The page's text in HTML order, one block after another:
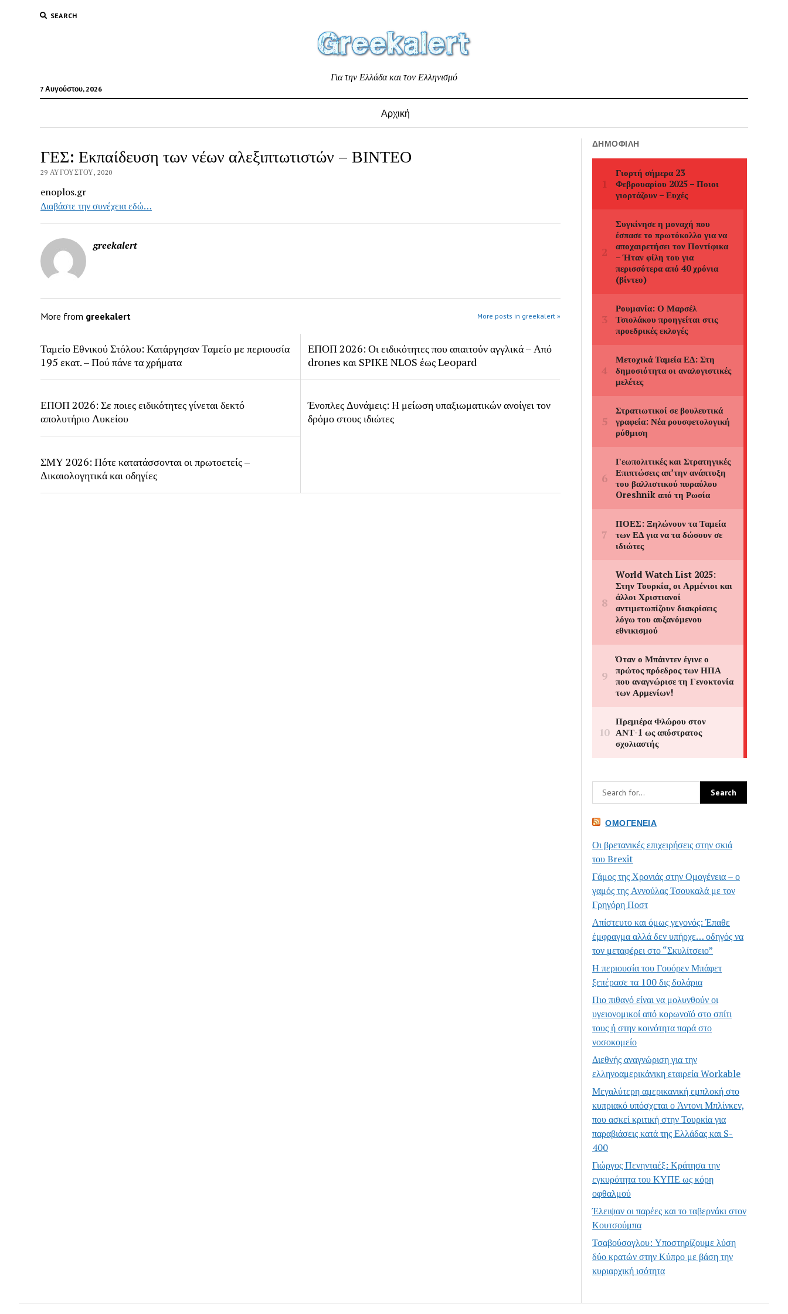
SEARCH
7 Αυγούστου, 2026
Για την Ελλάδα και τον Ελληνισμό
Αρχική
ΓΕΣ: Εκπαίδευση των νέων αλεξιπτωτιστών – ΒΙΝΤΕΟ
29 ΑΥΓΟΎΣΤΟΥ, 2020
enoplos.gr
Διαβάστε την συνέχεια εδώ…
greekalert
More from greekalert More posts in greekalert »
Ταμείο Εθνικού Στόλου: Κατάργησαν Ταμείο με περιουσία
195 εκατ. – Πού πάνε τα χρήματα
ΕΠΟΠ 2026: Οι ειδικότητες που απαιτούν αγγλικά – Από
drones και SPIKE NLOS έως Leopard
ΕΠΟΠ 2026: Σε ποιες ειδικότητες γίνεται δεκτό
απολυτήριο Λυκείου
Ένοπλες Δυνάμεις: Η μείωση υπαξιωματικών ανοίγει τον
δρόμο στους ιδιώτες
ΣΜΥ 2026: Πότε κατατάσσονται οι πρωτοετείς –
Δικαιολογητικά και οδηγίες
ΔΗΜΟΦΙΛΉ
ΟΜΟΓΈΝΕΙΑ
Οι βρετανικές επιχειρήσεις στην σκιά
του Brexit
Γάμος της Χρονιάς στην Ομογένεια – ο
γαμός της Αννούλας Τσουκαλά με τον
Γρηγόρη Ποστ
Απίστευτο και όμως γεγονός: Έπαθε
έμφραγμα αλλά δεν υπήρχε… οδηγός να
τον μεταφέρει στο “Σκυλίτσειο”
Η περιουσία του Γουόρεν Μπάφετ
ξεπέρασε τα 100 δις δολάρια
Πιο πιθανό είναι να μολυνθούν οι
υγειονομικοί από κορωνοϊό στο σπίτι
τους ή στην κοινότητα παρά στο
νοσοκομείο
Διεθνής αναγνώριση για την
ελληνοαμερικάνικη εταιρεία Workable
Μεγαλύτερη αμερικανική εμπλοκή στο
κυπριακό υπόσχεται ο Άντονι Μπλίνκεν,
που ασκεί κριτική στην Τουρκία για
παραβιάσεις κατά της Ελλάδας και S-
400
Γιώργος Πενηνταέξ: Κράτησα την
εγκυρότητα του ΚΥΠΕ ως κόρη
οφθαλμού
Έλειψαν οι παρέες και το ταβερνάκι στον
Κουτσούμπα
Τσαβούσογλου: Υποστηρίζουμε λύση
δύο κρατών στην Κύπρο με βάση την
κυριαρχική ισότητα